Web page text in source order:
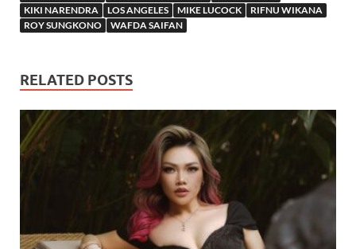
KIKI NARENDRA
LOS ANGELES MIKE LUCOCK
RIFNU WIKANA
ROY SUNGKONO
WAFDA SAIFAN
RELATED POSTS